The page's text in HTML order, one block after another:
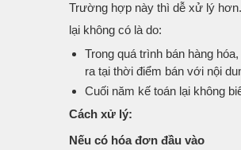
Trường hợp này thì dễ xử lý
lại không có là do:
Trong quá trình bán hàng
ra tại thời điểm bán với nội
Cuối năm kế toán lại không
Cách xử lý:
Nếu có hóa đơn đầu vào